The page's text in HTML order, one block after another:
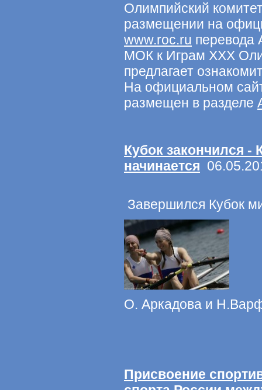
Олимпийский
размещении на
www.roc.ru перевода
МОК к Играм ХХХ
предлагает
На официальном
размещен в разделе
Кубок закончился -
начинается
Завершился Кубок
О. Аркадова и
Присвоение